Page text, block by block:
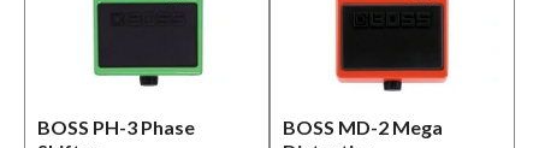
BOSS PH-3 Phase
BOSS MD-2 Mega